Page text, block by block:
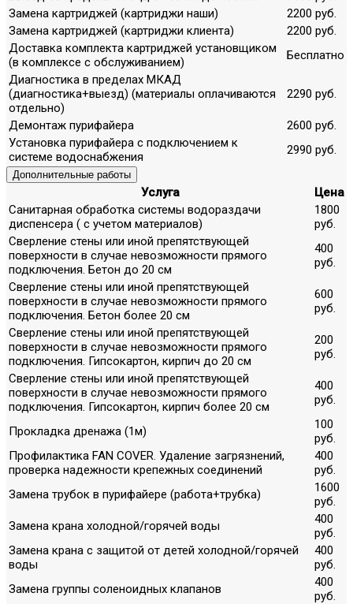
Замена картриджей (картриджи наши)
2200 руб.
Замена картриджей (картриджи клиента)
2200 руб.
Доставка комплекта картриджей установщиком
(в комплексе с обслуживанием)
Бесплатно
Диагностика в пределах МКАД
(диагностика+выезд) (материалы оплачиваются
отдельно)
2290 руб.
Демонтаж пурифайера
2600 руб.
Установка пурифайера с подключением к
системе водоснабжения
2990 руб.
Дополнительные работы
Услуга
Цена
Санитарная обработка системы водораздачи
диспенсера ( с учетом материалов)
1800
руб.
Сверление стены или иной препятствующей
поверхности в случае невозможности прямого
подключения. Бетон до 20 см
400
руб.
Сверление стены или иной препятствующей
поверхности в случае невозможности прямого
подключения. Бетон более 20 см
600
руб.
Сверление стены или иной препятствующей
поверхности в случае невозможности прямого
подключения. Гипсокартон, кирпич до 20 см
200
руб.
Сверление стены или иной препятствующей
поверхности в случае невозможности прямого
подключения. Гипсокартон, кирпич более 20 см
400
руб.
Прокладка дренажа (1м)
100
руб.
Профилактика FAN COVER. Удаление загрязнений,
проверка надежности крепежных соединений
400
руб.
Замена трубок в пурифайере (работа+трубка)
1600
руб.
Замена крана холодной/горячей воды
400
руб.
Замена крана с защитой от детей холодной/горячей
воды
400
руб.
Замена группы соленоидных клапанов
400
руб.